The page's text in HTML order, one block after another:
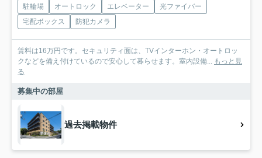
駐輪場 オートロック エレベーター
光ファイバー
宅配ボックス
防犯カメラ
賃料は16万円です。セキュリティ面は、TVインターホン・オートロッ
クなどを備え付けているので安心して暮らせます。室内設備... もっと見
る
募集中の部屋
過去掲載物件